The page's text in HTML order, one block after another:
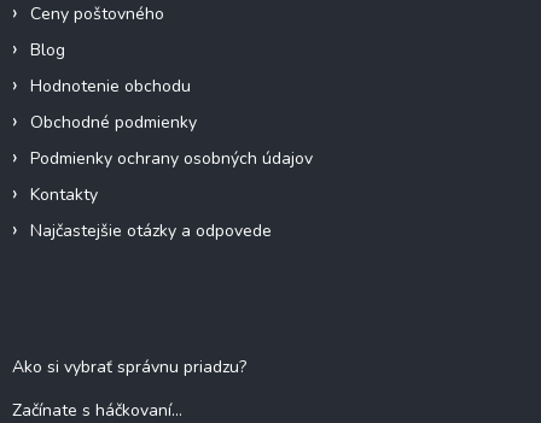
Ceny poštovného
Blog
Hodnotenie obchodu
Obchodné podmienky
Podmienky ochrany osobných údajov
Kontakty
Najčastejšie otázky a odpovede
Ako si vybrať správnu priadzu?
Začínate s háčkovaní...